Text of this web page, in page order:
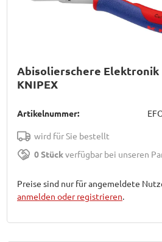
Abisolierschere Elektronik
KNIPEX
Artikelnummer:
wird für Sie bestellt
0 Stückverfügbar bei unseren
Preise sind nur für angemeldete
anmelden oder registrieren.